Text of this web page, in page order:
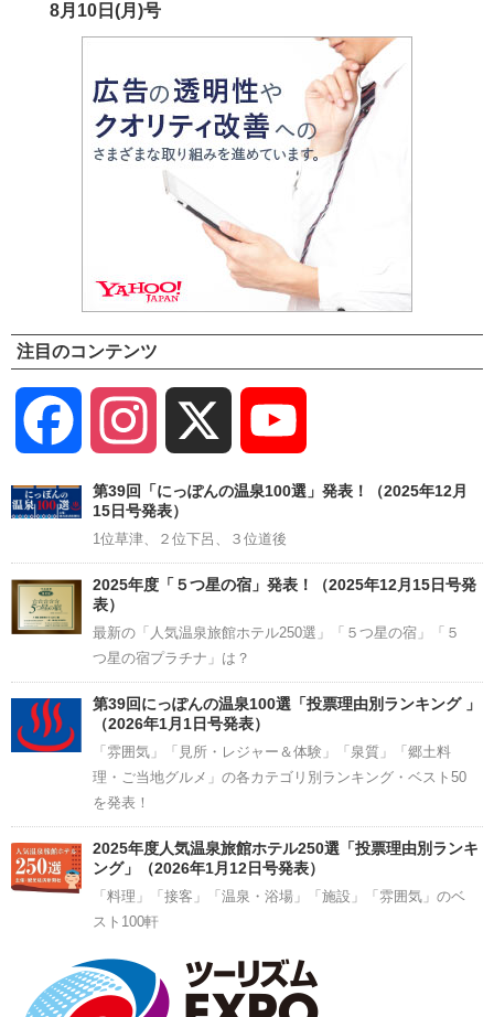
8月10日(月)号
注目のコンテンツ
Facebook Instagram
Channel
第39回「にっぽんの温泉100選」発表！（2025年12月
15日号発表）
1位草津、２位下呂、３位道後
2025年度「５つ星の宿」発表！（2025年12月15日号発
表）
最新の「人気温泉旅館ホテル250選」「５つ星の宿」「５
つ星の宿プラチナ」は？
第39回にっぽんの温泉100選「投票理由別ランキング 」
（2026年1月1日号発表）
「雰囲気」「見所・レジャー＆体験」「泉質」「郷土料
理・ご当地グルメ」の各カテゴリ別ランキング・ベスト50
を発表！
2025年度人気温泉旅館ホテル250選「投票理由別ランキ
ング」（2026年1月12日号発表）
「料理」「接客」「温泉・浴場」「施設」「雰囲気」のベ
スト100軒